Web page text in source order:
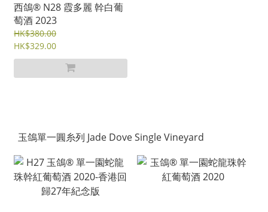
西鴿® N28 霞多麗 幹白葡
萄酒 2023
HK$380.00
HK$329.00
玉鴿單一圓糸列 Jade Dove Single Vineyard